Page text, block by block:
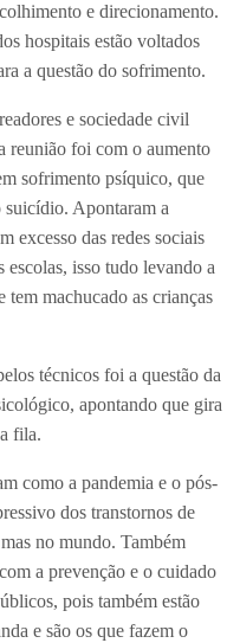
e direcionamento.
hospitais estão voltados
a questão do sofrimento.
e sociedade civil
reunião foi com o aumento
sofrimento psíquico, que
suicídio. Apontaram a
excesso das redes sociais
isso tudo levando a
tem machucado as crianças
técnicos foi a questão da
apontando que gira
fila.
como a pandemia e o pós-
dos transtornos de
no mundo. Também
a prevenção e o cuidado
pois também estão
e são os que fazem o